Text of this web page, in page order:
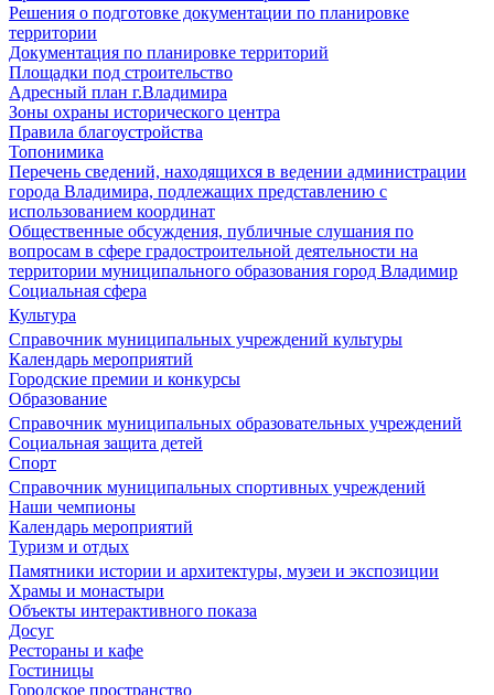
Решения о подготовке документации по планировке
территории
Документация по планировке территорий
Площадки под строительство
Адресный план г.Владимира
Зоны охраны исторического центра
Правила благоустройства
Топонимика
Перечень сведений, находящихся в ведении администрации
города Владимира, подлежащих представлению с
использованием координат
Общественные обсуждения, публичные слушания по
вопросам в сфере градостроительной деятельности на
территории муниципального образования город Владимир
Социальная сфера
Культура
Справочник муниципальных учреждений культуры
Календарь мероприятий
Городские премии и конкурсы
Образование
Справочник муниципальных образовательных учреждений
Социальная защита детей
Спорт
Справочник муниципальных спортивных учреждений
Наши чемпионы
Календарь мероприятий
Туризм и отдых
Памятники истории и архитектуры, музеи и экспозиции
Храмы и монастыри
Объекты интерактивного показа
Досуг
Рестораны и кафе
Гостиницы
Городское пространство